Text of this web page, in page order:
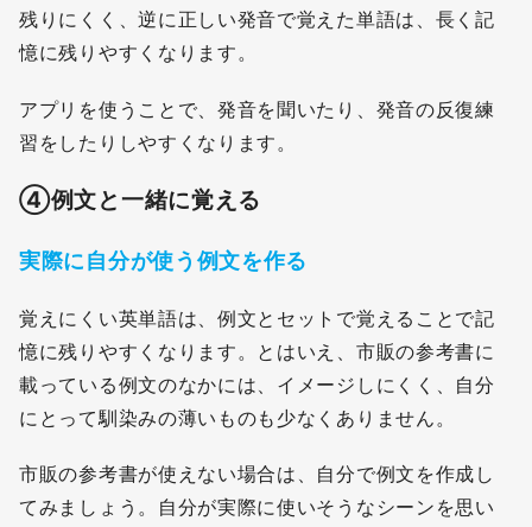
残りにくく、逆に正しい発音で覚えた単語は、長く記
憶に残りやすくなります。
アプリを使うことで、発音を聞いたり、発音の反復練
習をしたりしやすくなります。
④例文と一緒に覚える
実際に自分が使う例文を作る
覚えにくい英単語は、例文とセットで覚えることで記
憶に残りやすくなります。とはいえ、市販の参考書に
載っている例文のなかには、イメージしにくく、自分
にとって馴染みの薄いものも少なくありません。
市販の参考書が使えない場合は、自分で例文を作成し
てみましょう。自分が実際に使いそうなシーンを思い